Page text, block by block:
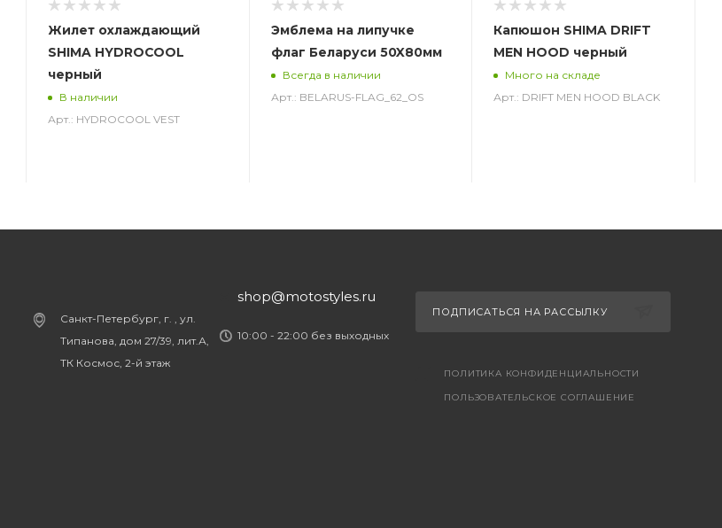
Жилет охлаждающий
SHIMA HYDROCOOL
черный
В наличии
Арт.: HYDROCOOL VEST
Эмблема на липучке
флаг Беларуси 50X80мм
Всегда в наличии
Арт.: BELARUS-FLAG_62_OS
Капюшон SHIMA DRIFT
MEN HOOD черный
Много на складе
Арт.: DRIFT MEN HOOD BLACK
Санкт-Петербург, г. , ул.
Типанова, дом 27/39, лит.А,
ТК Космос, 2-й этаж
shop@motostyles.ru
10:00 - 22:00 без выходных
ПОДПИСАТЬСЯ НА РАССЫЛКУ
ПОЛИТИКА КОНФИДЕНЦИАЛЬНОСТИ
ПОЛЬЗОВАТЕЛЬСКОЕ СОГЛАШЕНИЕ